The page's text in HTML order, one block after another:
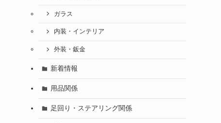
ガラス
内装・インテリア
外装・鈑金
新着情報
用品関係
足回り・ステアリング関係